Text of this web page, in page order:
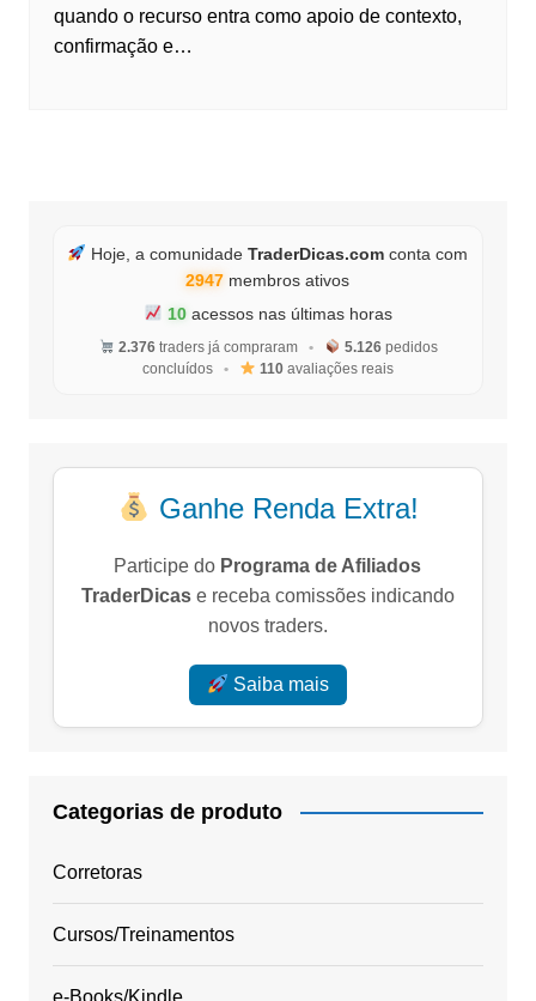
quando o recurso entra como apoio de contexto,
confirmação e…
Hoje, a comunidadeTraderDicas.com conta com
2947 membros ativos
10acessos nas últimas horas
2.376traders já compraram • 5.126pedidos
concluídos
• 110avaliações reais
Ganhe Renda Extra!
Participe do Programa de Afiliados
TraderDicase receba comissões indicando
novos traders.
Saiba mais
Categorias de produto
Corretoras
Cursos/Treinamentos
e-Books/Kindle